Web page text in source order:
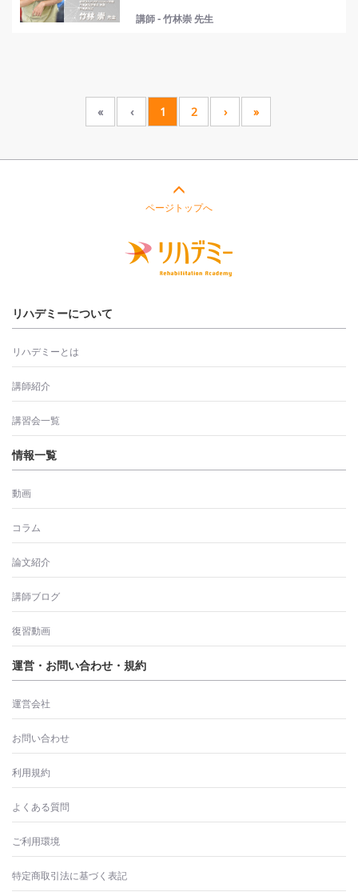
講師 - 竹林崇 先生
« ‹ 1 2 › »
ページトップへ
リハデミーについて
リハデミーとは
講師紹介
講習会一覧
情報一覧
動画
コラム
論文紹介
講師ブログ
復習動画
運営・お問い合わせ・規約
運営会社
お問い合わせ
利用規約
よくある質問
ご利用環境
特定商取引法に基づく表記